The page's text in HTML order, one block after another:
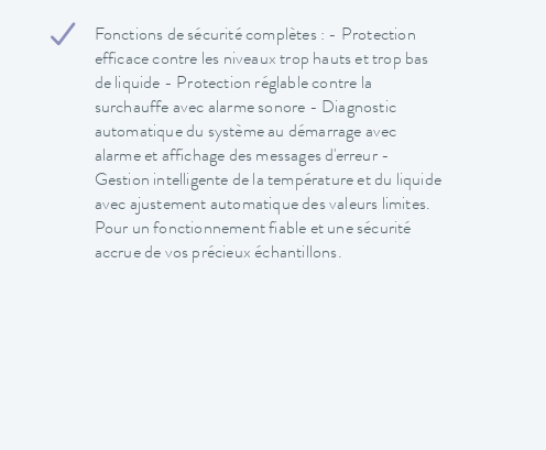
Fonctions de sécurité complètes : - Protection
efficace contre les niveaux trop hauts et trop bas
de liquide - Protection réglable contre la
surchauffe avec alarme sonore - Diagnostic
automatique du système au démarrage avec
alarme et affichage des messages d'erreur -
Gestion intelligente de la température et du liquide
avec ajustement automatique des valeurs limites.
Pour un fonctionnement fiable et une sécurité
accrue de vos précieux échantillons.